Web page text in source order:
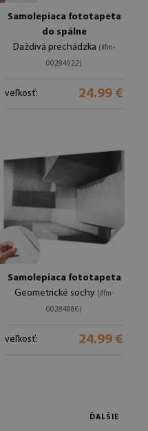
Samolepiaca fototapeta
do spálne
Daždivá prechádzka (#fm-
00284922)
veľkosť: 24.99 €
Samolepiaca fototapeta
Geometrické sochy (#fm-
00284886)
veľkosť: 24.99 €
ĎALŠIE